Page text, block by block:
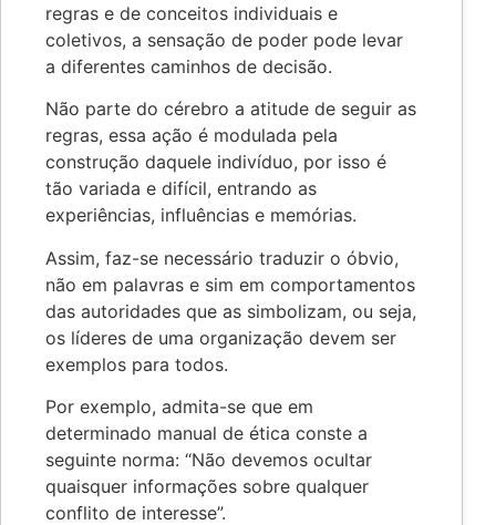
regras e de conceitos individuais e
coletivos, a sensação de poder pode levar
a diferentes caminhos de decisão.
Não parte do cérebro a atitude de seguir as
regras, essa ação é modulada pela
construção daquele indivíduo, por isso é
tão variada e difícil, entrando as
experiências, influências e memórias.
Assim, faz-se necessário traduzir o óbvio,
não em palavras e sim em comportamentos
das autoridades que as simbolizam, ou seja,
os líderes de uma organização devem ser
exemplos para todos.
Por exemplo, admita-se que em
determinado manual de ética conste a
seguinte norma: “Não devemos ocultar
quaisquer informações sobre qualquer
conflito de interesse”.